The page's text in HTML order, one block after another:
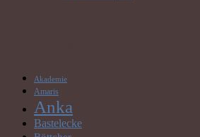
Akademie
Amaris
Anka
Bastelecke